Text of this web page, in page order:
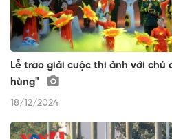
Lễ trao giải cuộc thi ảnh với chủ
hùng"
18/12/2024